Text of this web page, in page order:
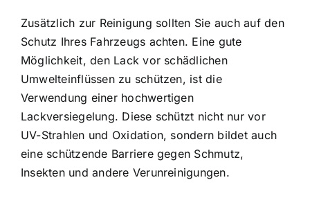
Zusätzlich zur Reinigung sollten Sie auch auf den
Schutz Ihres Fahrzeugs achten. Eine gute
Möglichkeit, den Lack vor schädlichen
Umwelteinflüssen zu schützen, ist die
Verwendung einer hochwertigen
Lackversiegelung. Diese schützt nicht nur vor
UV-Strahlen und Oxidation, sondern bildet auch
eine schützende Barriere gegen Schmutz,
Insekten und andere Verunreinigungen.